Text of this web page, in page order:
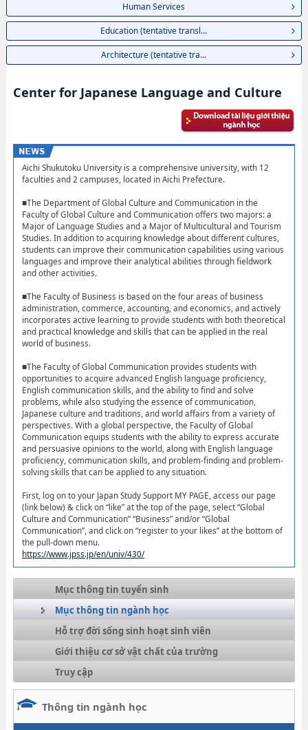
Human Services
Education (tentative transl...
Architecture (tentative tra...
Center for Japanese Language and Culture
Aichi Shukutoku University is a comprehensive university, with 12
faculties and 2 campuses, located in Aichi Prefecture.
■The Department of Global Culture and Communication in the
Faculty of Global Culture and Communication offers two majors: a
Major of Language Studies and a Major of Multicultural and Tourism
Studies. In addition to acquiring knowledge about different cultures,
students can improve their communication capabilities using various
languages and improve their analytical abilities through fieldwork
and other activities.
■The Faculty of Business is based on the four areas of business
administration, commerce, accounting, and economics, and actively
incorporates active learning to provide students with both theoretical
and practical knowledge and skills that can be applied in the real
world of business.
■The Faculty of Global Communication provides students with
opportunities to acquire advanced English language proficiency,
English communication skills, and the ability to find and solve
problems, while also studying the essence of communication,
Japanese culture and traditions, and world affairs from a variety of
perspectives. With a global perspective, the Faculty of Global
Communication equips students with the ability to express accurate
and persuasive opinions to the world, along with English language
proficiency, communication skills, and problem-finding and problem-
solving skills that can be applied to any situation.
First, log on to your Japan Study Support MY PAGE, access our page
(link below) & click on “like” at the top of the page, select “Global
Culture and Communication” “Business” and/or “Global
Communication”, and click on “register to your likes” at the bottom of
the pull-down menu.
https://www.jpss.jp/en/univ/430/
Mục thông tin tuyển sinh
Mục thông tin ngành học
Hỗ trợ đời sống sinh hoạt sinh viên
Giới thiệu cơ sở vật chất của trường
Truy cập
Thông tin ngành học